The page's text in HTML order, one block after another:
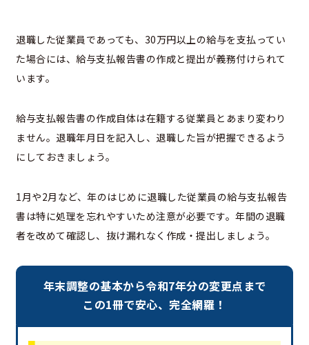
退職した従業員であっても、30万円以上の給与を支払ってい
た場合には、給与支払報告書の作成と提出が義務付けられて
います。
給与支払報告書の作成自体は在籍する従業員とあまり変わり
ません。退職年月日を記入し、退職した旨が把握できるよう
にしておきましょう。
1月や2月など、年のはじめに退職した従業員の給与支払報告
書は特に処理を忘れやすいため注意が必要です。年間の退職
者を改めて確認し、抜け漏れなく作成・提出しましょう。
年末調整の基本から令和7年分の変更点まで
この1冊で安心、完全網羅！